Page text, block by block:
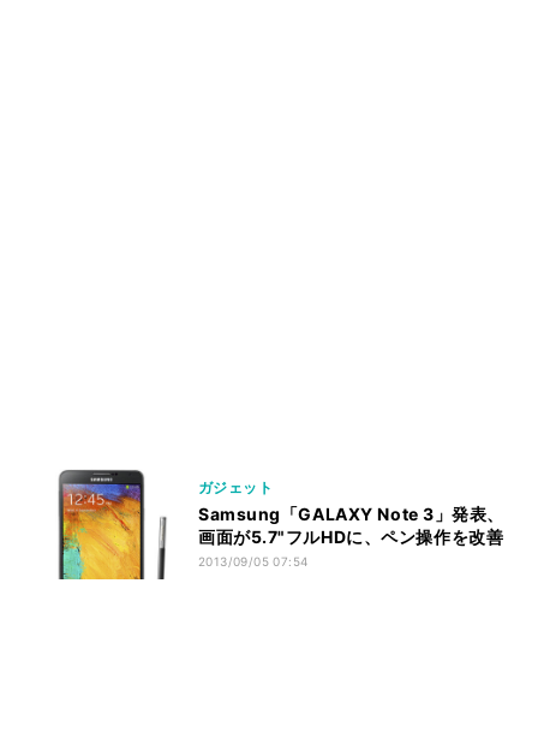
ガジェット
Samsung「GALAXY Note 3」発表、
画面が5.7"フルHDに、ペン操作を改善
2013/09/05 07:54